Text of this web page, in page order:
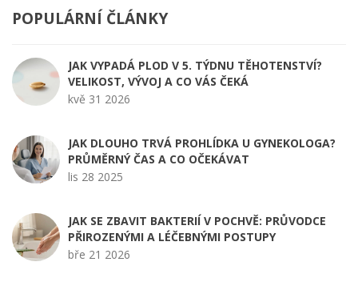
POPULÁRNÍ ČLÁNKY
JAK VYPADÁ PLOD V 5. TÝDNU TĚHOTENSTVÍ?
VELIKOST, VÝVOJ A CO VÁS ČEKÁ
kvě 31 2026
JAK DLOUHO TRVÁ PROHLÍDKA U GYNEKOLOGA?
PRŮMĚRNÝ ČAS A CO OČEKÁVAT
lis 28 2025
JAK SE ZBAVIT BAKTERIÍ V POCHVĚ: PRŮVODCE
PŘIROZENÝMI A LÉČEBNÝMI POSTUPY
bře 21 2026